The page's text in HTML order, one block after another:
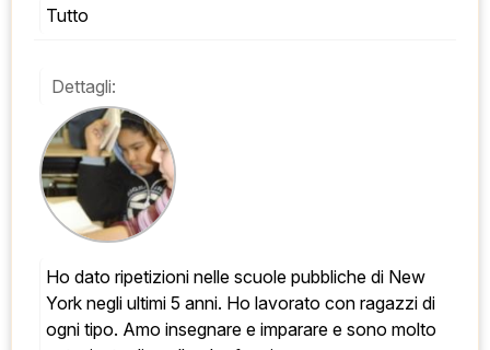
Tutto
Dettagli:
Ho dato ripetizioni nelle scuole pubbliche di New
York negli ultimi 5 anni. Ho lavorato con ragazzi di
ogni tipo. Amo insegnare e imparare e sono molto